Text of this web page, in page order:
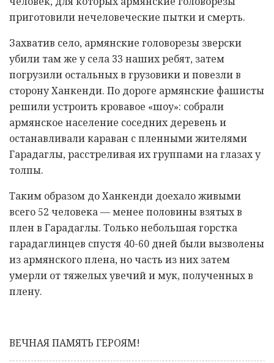
приготовили нечеловеческие пытки и смерть.
Захватив село, армянские головорезы зверски
убили там же у села 33 наших ребят, затем
погрузили остальных в грузовики и повезли в
сторону Ханкенди. По дороге армянские фашисты
решили устроить кровавое «шоу»: собрали
армянское население соседних деревень и
останавливали караван с пленными жителями
Гарадаглы, расстреливая их группами на глазах у
толпы.
Таким образом до Ханкенди доехало живыми
всего 52 человека — менее половины взятых в
плен в Гарадаглы. Только небольшая горстка
гарадаглинцев спустя 40-60 дней были вызволены
из армянского плена, но часть из них затем
умерли от тяжелых увечий и мук, полученных в
плену.
ВЕЧНАЯ ПАМЯТЬ ГЕРОЯМ!